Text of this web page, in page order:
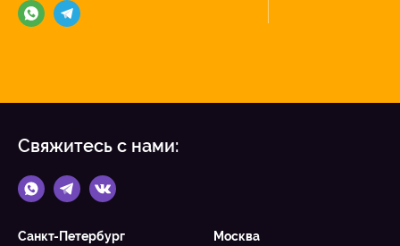
Свяжитесь с нами:
Санкт-Петербург
Москва